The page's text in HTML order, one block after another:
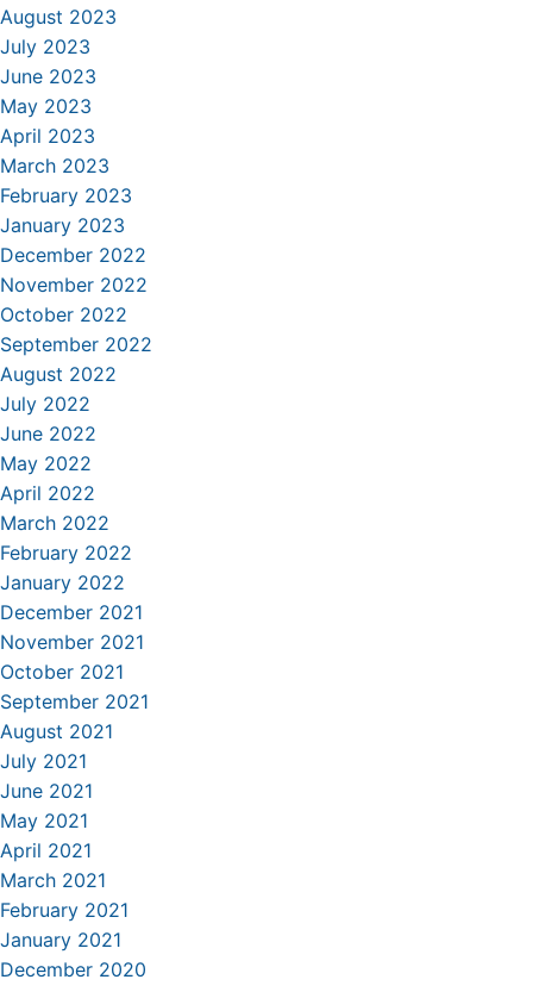
August 2023
July 2023
June 2023
May 2023
April 2023
March 2023
February 2023
January 2023
December 2022
November 2022
October 2022
September 2022
August 2022
July 2022
June 2022
May 2022
April 2022
March 2022
February 2022
January 2022
December 2021
November 2021
October 2021
September 2021
August 2021
July 2021
June 2021
May 2021
April 2021
March 2021
February 2021
January 2021
December 2020